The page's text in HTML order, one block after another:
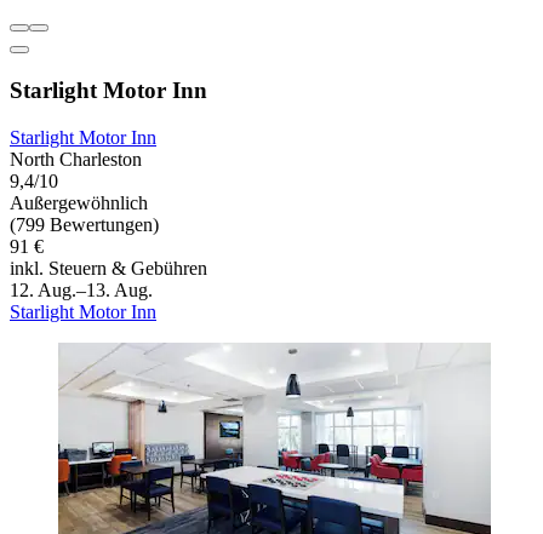
Starlight Motor Inn
Starlight Motor Inn
North Charleston
9,4/10
Außergewöhnlich
(799 Bewertungen)
91 €
inkl. Steuern & Gebühren
12. Aug.–13. Aug.
Starlight Motor Inn